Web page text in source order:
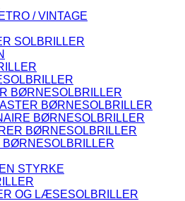
/ VINTAGE
SOLBRILLER
BØRNESOLBRILLER
BØRNESOLBRILLER
BØRNESOLBRILLER
BØRNESOLBRILLER
BØRNESOLBRILLER
STYRKE
OG LÆSESOLBRILLER